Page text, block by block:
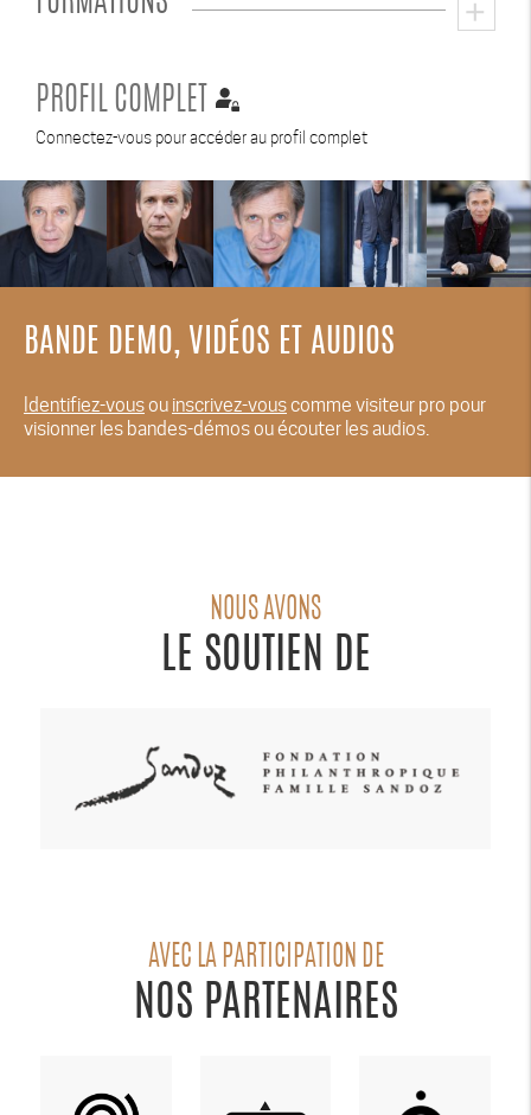
add
PROFIL COMPLET
Connectez-vous pour accéder au profil complet
BANDE DEMO, VIDÉOS ET AUDIOS
Identifiez-vousou inscrivez-vouscomme visiteur pro pour
visionner les bandes-démos ou écouter les audios.
NOUS AVONS
LE SOUTIEN DE
AVEC LA PARTICIPATION DE
NOS PARTENAIRES